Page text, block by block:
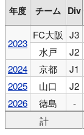
年度 チーム Div
2023
FC大阪 J3
水戸
J2
2024
京都 J1
2025
山口 J2
2026
徳島 -
計